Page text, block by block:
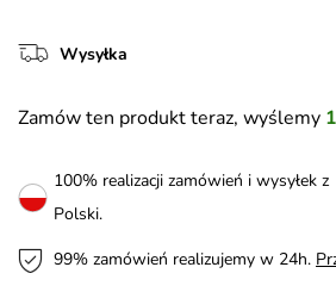
Wysyłka
Zamów ten produkt teraz, wyślemy
100% realizacji zamówień i wysyłek z
Polski.
99% zamówień realizujemy w 24h.